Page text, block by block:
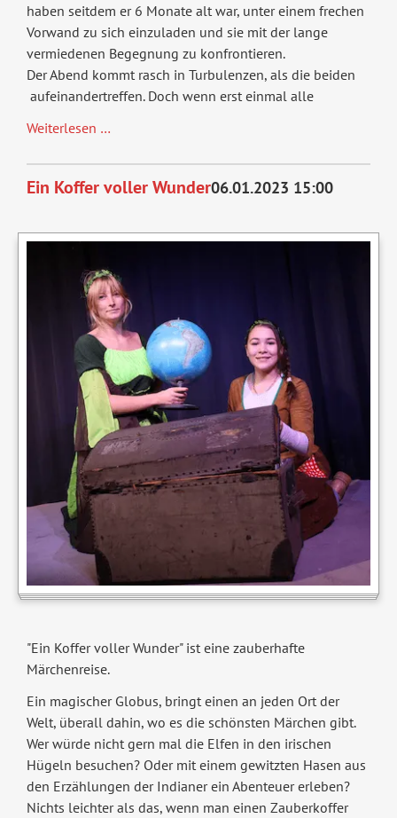
haben seitdem er 6 Monate alt war, unter einem frechen
Vorwand zu sich einzuladen und sie mit der lange
vermiedenen Begegnung zu konfrontieren.
Der Abend kommt rasch in Turbulenzen, als die beiden
aufeinandertreffen. Doch wenn erst einmal alle
Weiterlesen …
Ein Koffer voller Wunder06.01.2023 15:00
"Ein Koffer voller Wunder" ist eine zauberhafte
Märchenreise.
Ein magischer Globus, bringt einen an jeden Ort der
Welt, überall dahin, wo es die schönsten Märchen gibt.
Wer würde nicht gern mal die Elfen in den irischen
Hügeln besuchen? Oder mit einem gewitzten Hasen aus
den Erzählungen der Indianer ein Abenteuer erleben?
Nichts leichter als das, wenn man einen Zauberkoffer